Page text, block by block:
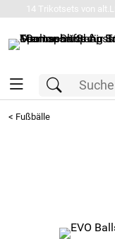
14 Trikotsets von
< Fußbälle